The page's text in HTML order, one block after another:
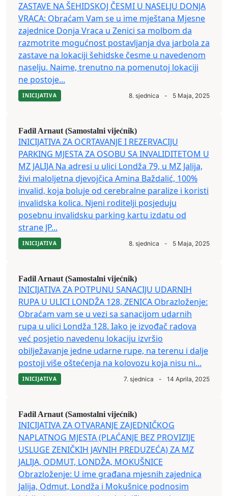
ZASTAVE NA ŠEHIDSKOJ ČESMI U NASELJU DONJA
VRACA: Obraćam Vam se u ime mještana Mjesne
zajednice Donja Vraca u Zenici sa molbom da
razmotrite mogućnost postavljanja dva jarbola za
zastave na lokaciji šehidske česme u navedenom
naselju. Naime, trenutno na pomenutoj lokaciji
ne postoje...
INICIJATIVA 8. sjednica - 5 Maja, 2025
Fadil Arnaut (Samostalni vijećnik)
INICIJATIVA ZA OCRTAVANJE I REZERVACIJU
PARKING MJESTA ZA OSOBU SA INVALIDITETOM U
MZ JALIJA Na adresi u ulici Londža 79, u MZ Jalija,
živi maloljetna djevojčica Amina Baždalić, 100%
invalid, koja boluje od cerebralne paralize i koristi
invalidska kolica. Njeni roditelji posjeduju
posebnu invalidsku parking kartu izdatu od
strane JP...
INICIJATIVA 8. sjednica - 5 Maja, 2025
Fadil Arnaut (Samostalni vijećnik)
INICIJATIVA ZA POTPUNU SANACIJU UDARNIH
RUPA U ULICI LONDŽA 128, ZENICA Obrazloženje:
Obraćam vam se u vezi sa sanacijom udarnih
rupa u ulici Londža 128. Iako je izvođač radova
već posjetio navedenu lokaciju izvršio
obilježavanje jedne udarne rupe, na terenu i dalje
postoji više oštećenja na kolovozu koja nisu ni...
INICIJATIVA 7. sjednica - 14 Aprila, 2025
Fadil Arnaut (Samostalni vijećnik)
INICIJATIVA ZA OTVARANJE ZAJEDNIČKOG
NAPLATNOG MJESTA (PLAĆANJE BEZ PROVIZIJE
USLUGE ZENIČKIH JAVNIH PREDUZEĆA) ZA MZ
JALIJA, ODMUT, LONDŽA, MOKUŠNICE
Obrazloženje: U ime građana mjesnih zajednica
Jalija, Odmut, Londža i Mokušnice podnosim